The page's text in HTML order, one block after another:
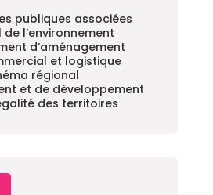
publiques associées
l’environnement
d’aménagement
et logistique
régional
et de développement
des territoires